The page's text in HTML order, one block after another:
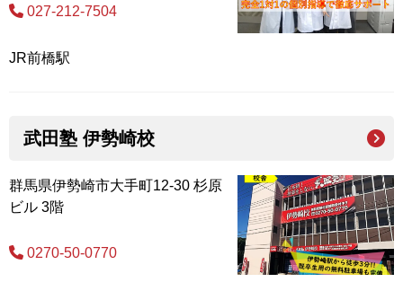
027-212-7504
JR前橋駅
武田塾 伊勢崎校
群馬県伊勢崎市大手町12-30 杉原
ビル 3階
0270-50-0770